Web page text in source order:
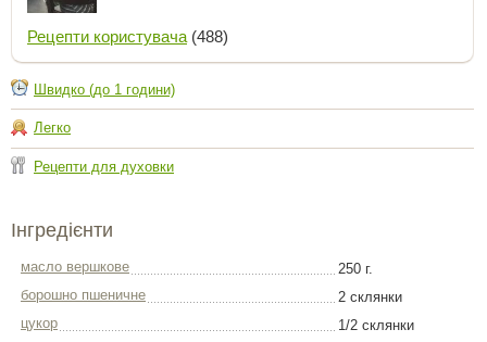
Рецепти користувача (488)
Швидко (до 1 години)
Легко
Рецепти для духовки
Інгредієнти
масло вершкове
250 г.
борошно пшеничне
2 склянки
цукор
1/2 склянки